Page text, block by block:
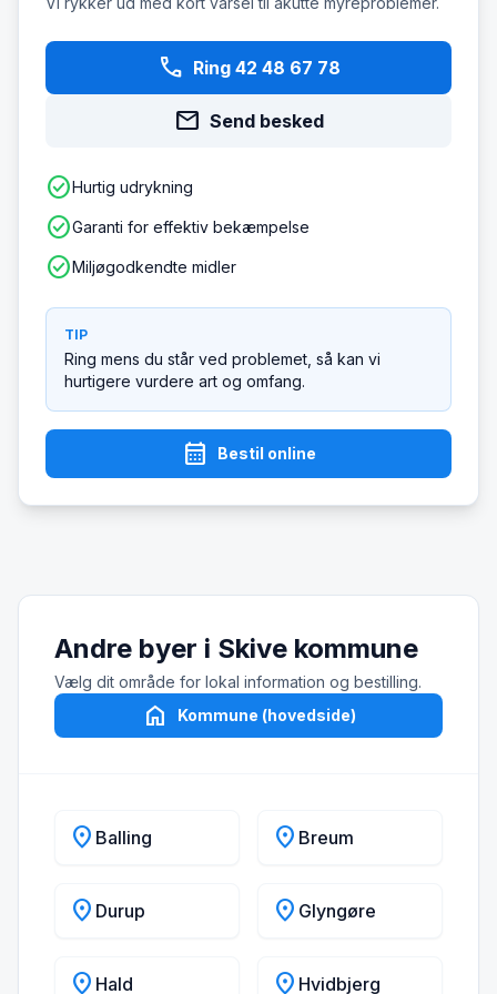
phone Ring 42 48 67 78
mail Send besked
check_circleHurtig udrykning
check_circleGaranti for effektiv bekæmpelse
check_circleMiljøgodkendte midler
TIP
Ring mens du står ved problemet, så kan vi
hurtigere vurdere art og omfang.
calendar_month Bestil online
Andre byer i Skive kommune
Vælg dit område for lokal information og bestilling.
home Kommune (hovedside)
location_on Balling location_on Breum
location_on Durup location_on Glyngøre
location_on Hald location_on Hvidbjerg